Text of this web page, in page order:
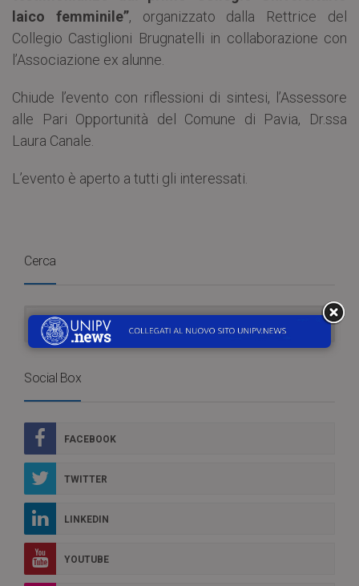
laico femminile”, organizzato dalla Rettrice del
Collegio Castiglioni Brugnatelli in collaborazione con
l’Associazione ex alunne.
Chiude l’evento con riflessioni di sintesi, l’Assessore
alle Pari Opportunità del Comune di Pavia, Dr.ssa
Laura Canale.
L’evento è aperto a tutti gli interessati.
Cerca
Social Box
FACEBOOK
TWITTER
LINKEDIN
YOUTUBE